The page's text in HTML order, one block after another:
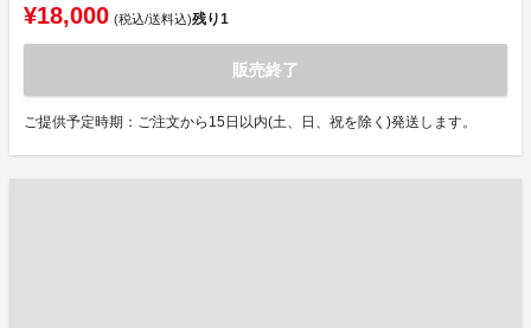
¥18,000 (税込/送料込)残り1
販売終了
ご提供予定時期：ご注文から15日以内(土、日、祝を除く)発送します。